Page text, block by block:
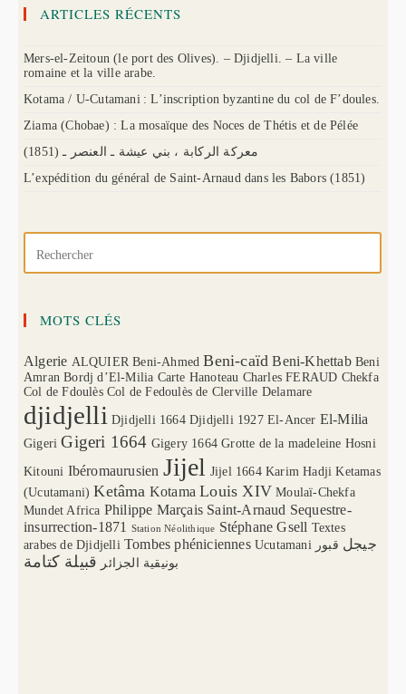
ARTICLES RÉCENTS
Mers-el-Zeitoun (le port des Olives). – Djidjelli. – La ville
romaine et la ville arabe.
Kotama / U-Cutamani : L’inscription byzantine du col de F’doules.
Ziama (Chobae) : La mosaïque des Noces de Thétis et de Pélée
(1851) معركة الركابة ، بني عيشة ـ العنصر ـ
L’expédition du général de Saint-Arnaud dans les Babors (1851)
MOTS CLÉS
Algerie ALQUIER Beni-Ahmed Beni-caïd Beni-Khettab Beni
Amran Bordj d’El-Milia Carte Hanoteau Charles FERAUD Chekfa
Col de Fdoulès Col de Fedoulès de Clerville Delamare
djidjelli Djidjelli 1664 Djidjelli 1927 El-Ancer El-Milia
Gigeri Gigeri 1664 Gigery 1664 Grotte de la madeleine Hosni
Kitouni Ibéromaurusien Jijel Jijel 1664 Karim Hadji Ketamas
(Ucutamani) Ketâma Kotama Louis XIV Moulaï-Chekfa
Mundet Africa Philippe Marçais Saint-Arnaud Sequestre-
insurrection-1871
Station Néolithique Stéphane Gsell Textes
arabes de Djidjelli Tombes phéniciennes Ucutamani جيجل قبور
بونيقية الجزائر قبيلة كتامة